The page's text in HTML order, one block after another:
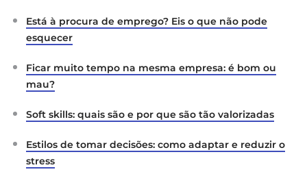
Está à procura de emprego? Eis o que não pode
esquecer
Ficar muito tempo na mesma empresa: é bom ou
mau?
Soft skills: quais são e por que são tão valorizadas
Estilos de tomar decisões: como adaptar e reduzir o
stress